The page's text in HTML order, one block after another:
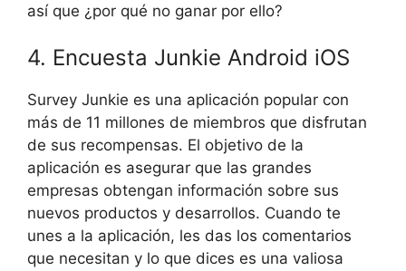
así que ¿por qué no ganar por ello?
4. Encuesta Junkie Android iOS
Survey Junkie es una aplicación popular con
más de 11 millones de miembros que disfrutan
de sus recompensas. El objetivo de la
aplicación es asegurar que las grandes
empresas obtengan información sobre sus
nuevos productos y desarrollos. Cuando te
unes a la aplicación, les das los comentarios
que necesitan y lo que dices es una valiosa